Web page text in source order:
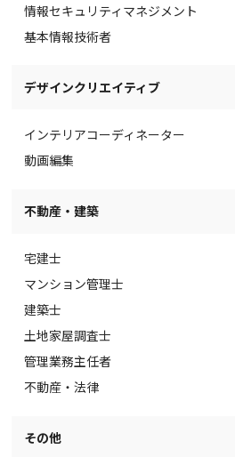
情報セキュリティマネジメント
基本情報技術者
デザインクリエイティブ
インテリアコーディネーター
動画編集
不動産・建築
宅建士
マンション管理士
建築士
土地家屋調査士
管理業務主任者
不動産・法律
その他